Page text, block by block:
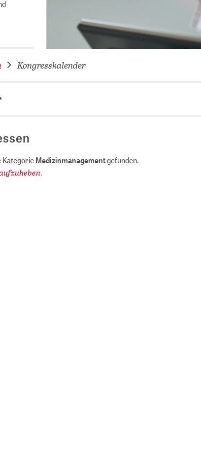
VERNETZEN: WIR
Kongresskalender
KategorieMedizinmanagementgefunden.
.